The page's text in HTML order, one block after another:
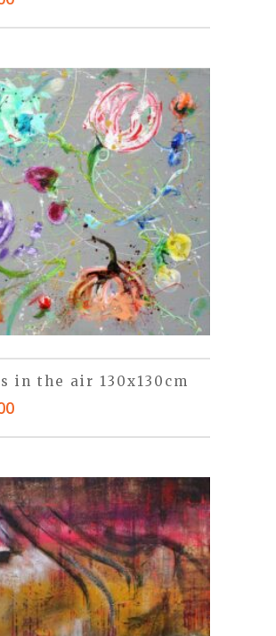
in the air 130x130cm